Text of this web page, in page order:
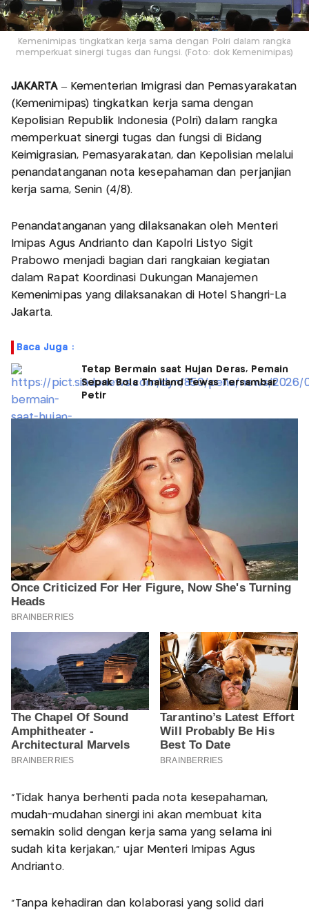
Kemenimipas tingkatkan kerja sama dengan Polri dalam rangka
memperkuat sinergi tugas dan fungsi. (Foto: dok Kemenimipas)
JAKARTA– Kementerian Imigrasi dan Pemasyarakatan
(Kemenimipas) tingkatkan kerja sama dengan
Kepolisian Republik Indonesia (Polri) dalam rangka
memperkuat sinergi tugas dan fungsi di Bidang
Keimigrasian, Pemasyarakatan, dan Kepolisian melalui
penandatanganan nota kesepahaman dan perjanjian
kerja sama, Senin (4/8).
Penandatanganan yang dilaksanakan oleh Menteri
Imipas Agus Andrianto dan Kapolri Listyo Sigit
Prabowo menjadi bagian dari rangkaian kegiatan
dalam Rapat Koordinasi Dukungan Manajemen
Kemenimipas yang dilaksanakan di Hotel Shangri-La
Jakarta.
Baca Juga :
Tetap Bermain saat Hujan Deras, Pemain
Sepak Bola Thailand Tewas Tersambar
Petir
“Tidak hanya berhenti pada nota kesepahaman,
mudah-mudahan sinergi ini akan membuat kita
semakin solid dengan kerja sama yang selama ini
sudah kita kerjakan," ujar Menteri Imipas Agus
Andrianto.
"Tanpa kehadiran dan kolaborasi yang solid dari